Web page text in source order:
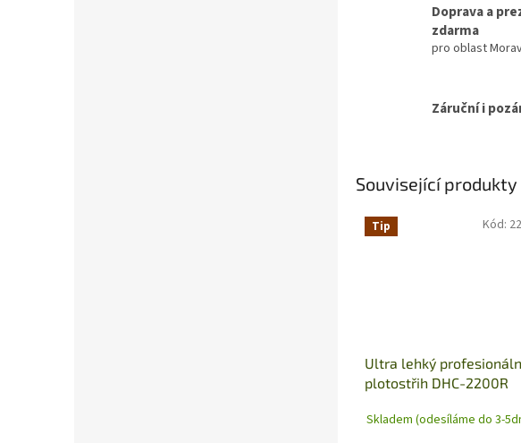
Doprava a
zdarma
pro oblast
Záruční i
Související produkty
Tip
Ultra lehký
plotostřih DHC-2200R
Skladem (odesíláme do 3-
Kód: